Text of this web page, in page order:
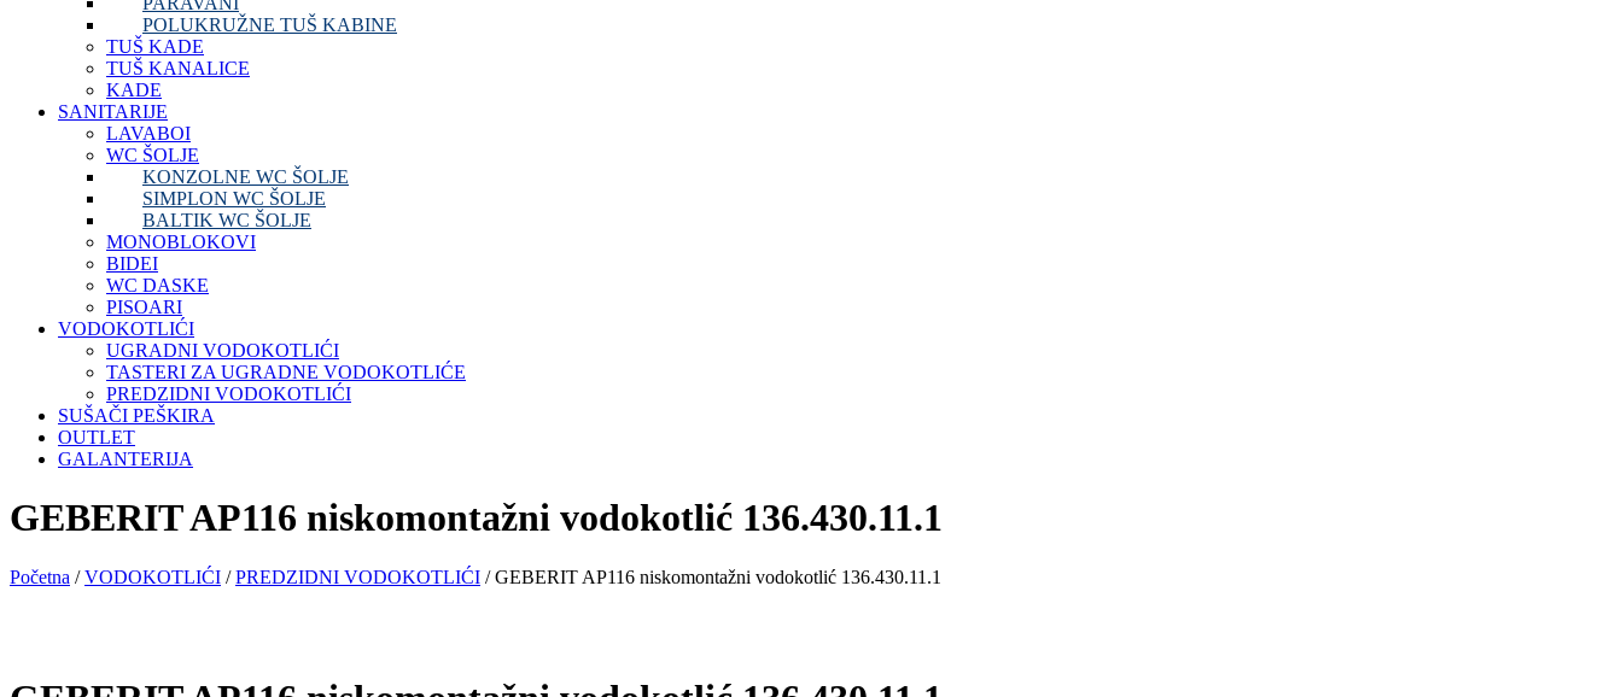
POLUKRUŽNE TUŠ KABINE
TUŠ KADE
TUŠ KANALICE
KADE
SANITARIJE
LAVABOI
WC ŠOLJE
KONZOLNE WC ŠOLJE
SIMPLON WC ŠOLJE
BALTIK WC ŠOLJE
MONOBLOKOVI
BIDEI
WC DASKE
PISOARI
VODOKOTLIĆI
UGRADNI VODOKOTLIĆI
TASTERI ZA UGRADNE VODOKOTLIĆE
PREDZIDNI VODOKOTLIĆI
SUŠAČI PEŠKIRA
OUTLET
GALANTERIJA
GEBERIT AP116 niskomontažni vodokotlić 136.430.11.1
Početna /VODOKOTLIĆI /PREDZIDNI VODOKOTLIĆI / GEBERIT AP116 niskomontažni vodokotlić 136.430.11.1